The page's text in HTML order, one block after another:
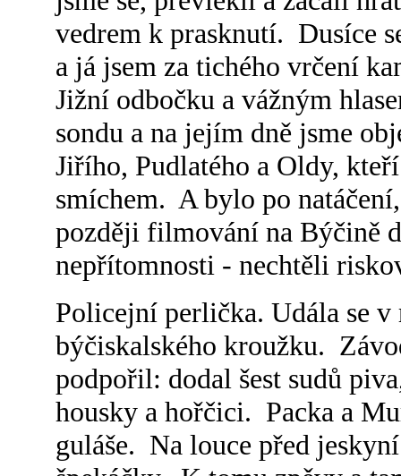
vedrem k prasknutí. Dusíce
a já jsem za tichého vrčení
Jižní odbočku a vážným
sondu a na jejím dně jsme
Jiřího, Pudlatého a Oldy,
smíchem. A bylo po
později filmování na Býčině
nepřítomnosti - nechtěli
Policejní perlička. Udála se
býčiskalského kroužku.
podpořil: dodal šest sudů
housky a hořčici. Packa a
guláše. Na louce před